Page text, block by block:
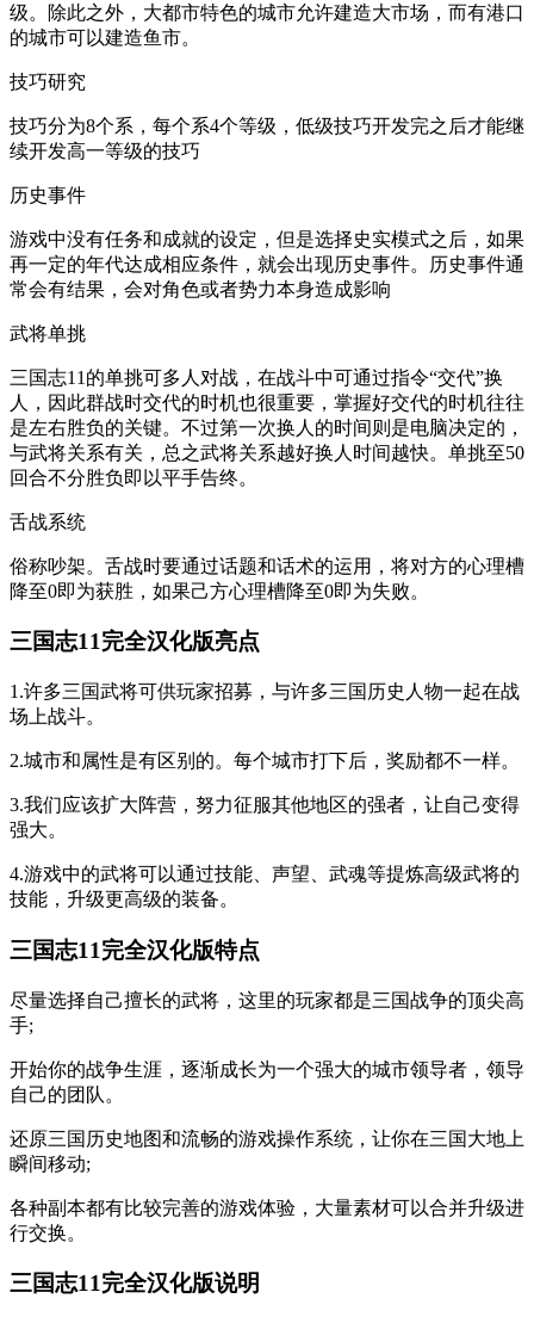
级。除此之外，大都市特色的城市允许建造大市场，而有港口
的城市可以建造鱼市。
技巧研究
技巧分为8个系，每个系4个等级，低级技巧开发完之后才能继
续开发高一等级的技巧
历史事件
游戏中没有任务和成就的设定，但是选择史实模式之后，如果
再一定的年代达成相应条件，就会出现历史事件。历史事件通
常会有结果，会对角色或者势力本身造成影响
武将单挑
三国志11的单挑可多人对战，在战斗中可通过指令“交代”换
人，因此群战时交代的时机也很重要，掌握好交代的时机往往
是左右胜负的关键。不过第一次换人的时间则是电脑决定的，
与武将关系有关，总之武将关系越好换人时间越快。单挑至50
回合不分胜负即以平手告终。
舌战系统
俗称吵架。舌战时要通过话题和话术的运用，将对方的心理槽
降至0即为获胜，如果己方心理槽降至0即为失败。
三国志11完全汉化版亮点
1.许多三国武将可供玩家招募，与许多三国历史人物一起在战
场上战斗。
2.城市和属性是有区别的。每个城市打下后，奖励都不一样。
3.我们应该扩大阵营，努力征服其他地区的强者，让自己变得
强大。
4.游戏中的武将可以通过技能、声望、武魂等提炼高级武将的
技能，升级更高级的装备。
三国志11完全汉化版特点
尽量选择自己擅长的武将，这里的玩家都是三国战争的顶尖高
手;
开始你的战争生涯，逐渐成长为一个强大的城市领导者，领导
自己的团队。
还原三国历史地图和流畅的游戏操作系统，让你在三国大地上
瞬间移动;
各种副本都有比较完善的游戏体验，大量素材可以合并升级进
行交换。
三国志11完全汉化版说明